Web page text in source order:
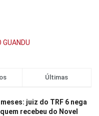
Últimas
juiz do TRF 6 nega
recebeu do Novel